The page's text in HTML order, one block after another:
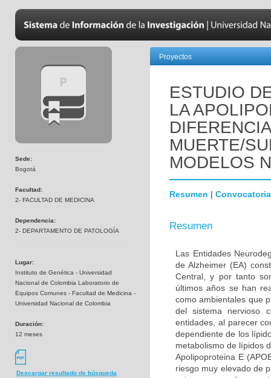
Sede:
Bogotá
Facultad:
2- FACULTAD DE MEDICINA
Dependencia:
2- DEPARTAMENTO DE PATOLOGÍA
Lugar:
Instituto de Genética - Universidad
Nacional de Colombia Laboratorio de
Equipos Comunes - Facultad de Medicina -
Universidad Nacional de Colombia
Duración:
12 meses
Descargar resultado de búsqueda
Proyectos
ESTUDIO
LA
MUERTE/
MODELOS
Resumen | Convocatoria
Resumen
Las Entidades
de Alzheimer (EA)
Central, y por tanto
últimos años se han
como ambientales que
del sistema nervioso
entidades, al parecer
dependiente de los
metabolismo de lípidos
Apolipoproteina E
riesgo muy elevado de